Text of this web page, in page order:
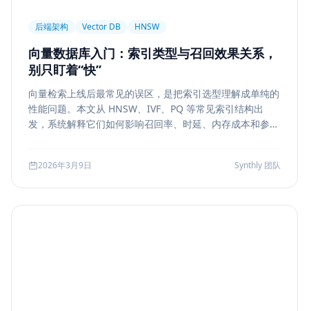
后端架构 Vector DB HNSW
向量数据库入门：索引类型与召回效果关系，
别只盯着“快”
向量检索上线后最常见的误区，是把索引选型理解成单纯的
性能问题。本文从 HNSW、IVF、PQ 等常见索引结构出
发，系统解释它们如何影响召回率、时延、内存成本和参数
2026年3月9日 Synthly 团队